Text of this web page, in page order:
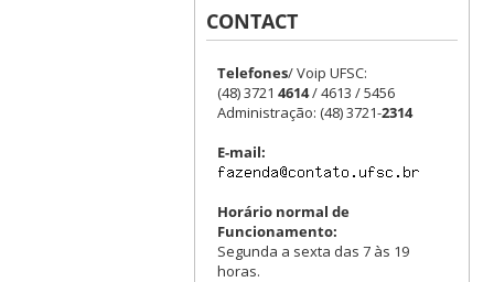
CONTACT
Telefones/ Voip UFSC:
(48) 3721 4614/ 4613 / 5456
Administração: (48) 3721-2314
E-mail:
Horário normal de
Funcionamento:
Segunda a sexta das 7 às 19
horas.